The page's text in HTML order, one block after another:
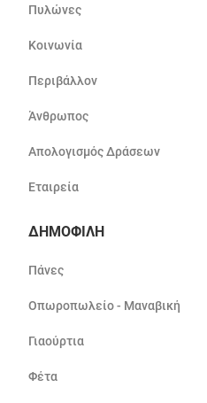
Πυλώνες
Κοινωνία
Περιβάλλον
Άνθρωπος
Απολογισμός Δράσεων
Εταιρεία
ΔΗΜΟΦΙΛΗ
Πάνες
Οπωροπωλείο - Μαναβική
Γιαούρτια
Φέτα